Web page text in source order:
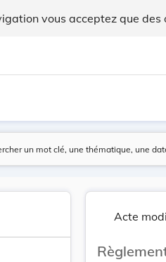
vous acceptez que
Acte